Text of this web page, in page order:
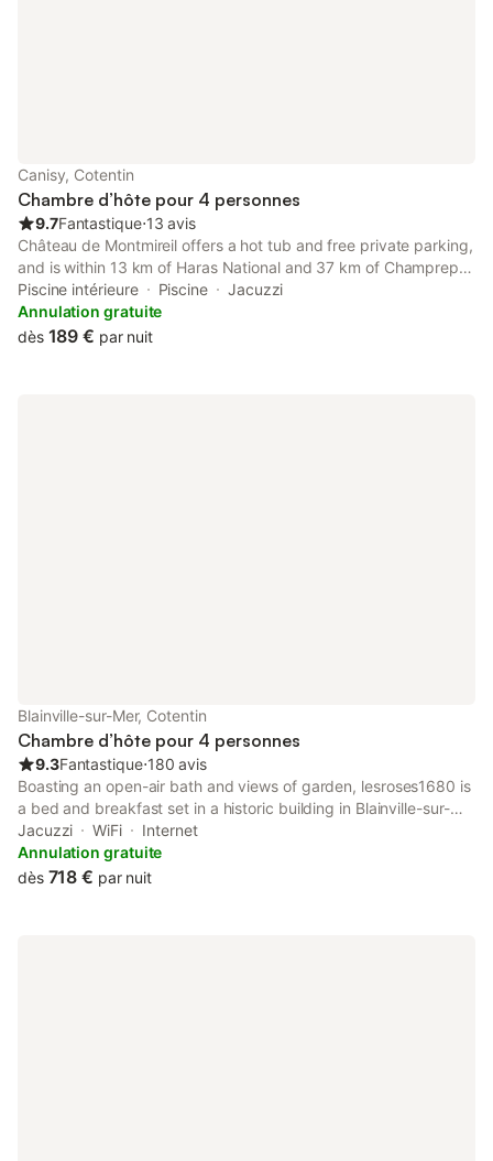
Canisy, Cotentin
Chambre d’hôte pour 4 personnes
9.7Fantastique⋅13 avis
Château de Montmireil offers a hot tub and free private parking,
and is within 13 km of Haras National and 37 km of Champrepus
Zoo.
Piscine intérieure Piscine
Jacuzzi
Annulation gratuite
dès 189 € par nuit
Blainville-sur-Mer, Cotentin
Chambre d’hôte pour 4 personnes
9.3Fantastique⋅180 avis
Boasting an open-air bath and views of garden, lesroses1680 is
a bed and breakfast set in a historic building in Blainville-sur-
Mer, 2.1 km from Poulette. Featuring full-day security, this
property also provides guests with an outdoor fireplace.
Jacuzzi WiFi
Internet
Annulation gratuite
dès 718 € par nuit